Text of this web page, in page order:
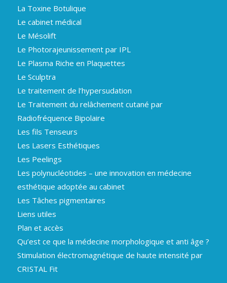
La Toxine Botulique
Le cabinet médical
Le Mésolift
Le Photorajeunissement par IPL
Le Plasma Riche en Plaquettes
Le Sculptra
Le traitement de l’hypersudation
Le Traitement du relâchement cutané par
Radiofréquence Bipolaire
Les fils Tenseurs
Les Lasers Esthétiques
Les Peelings
Les polynucléotides – une innovation en médecine
esthétique adoptée au cabinet
Les Tâches pigmentaires
Liens utiles
Plan et accès
Qu’est ce que la médecine morphologique et anti âge ?
Stimulation électromagnétique de haute intensité par
CRISTAL Fit